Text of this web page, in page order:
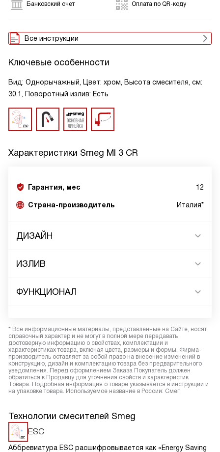
Банковский счет Оплата по QR-коду
Все инструкции
Ключевые особенности
Вид: Однорычажный, Цвет: хром, Высота смесителя, см:
30.1, Поворотный излив: Есть
Характеристики Smeg MI 3 CR
Гарантия, мес 12
Страна-производитель Италия*
ДИЗАЙН
ИЗЛИВ
ФУНКЦИОНАЛ
* Все информационные материалы, представленные на Сайте, носят
справочный характер и не могут в полной мере передавать
достоверную информацию о свойствах, комплектации и
характеристиках товара, включая цвета, размеры и формы. Фирма-
производитель оставляет за собой право на внесение изменений в
конструкцию, дизайн и комплектацию товара без предварительного
уведомления. Перед оформлением Заказа Покупатель должен
обратиться к Продавцу для уточнения свойств и характеристик
Товара. Подробная информация о товаре указывается в инструкции и
на упаковке товара. Используемое название в России: Смег
Технологии смесителей Smeg
ESC
Аббревиатура ESC расшифровывается как «Energy Saving